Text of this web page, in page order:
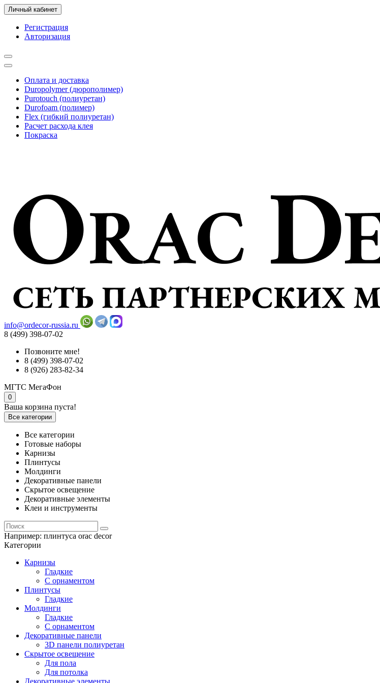
Личный кабинет
Регистрация
Авторизация
Оплата и доставка
Duropolymer (дюрополимер)
Purotouch (полиуретан)
Durofoam (полимер)
Flex (гибкий полиуретан)
Расчет расхода клея
Покраска
info@ordecor-russia.ru
8 (499) 398-07-02
Позвоните мне!
8 (499) 398-07-02
8 (926) 283-82-34
МГТС МегаФон
0
Ваша корзина пуста!
Все категории
Все категории
Готовые наборы
Карнизы
Плинтусы
Молдинги
Декоративные панели
Скрытое освещение
Декоративные элементы
Клеи и инструменты
Например: плинтуса orac decor
Категории
Карнизы
Гладкие
С орнаментом
Плинтусы
Гладкие
Молдинги
Гладкие
С орнаментом
Декоративные панели
3D панели полиуретан
Скрытое освещение
Для пола
Для потолка
Декоративные элементы